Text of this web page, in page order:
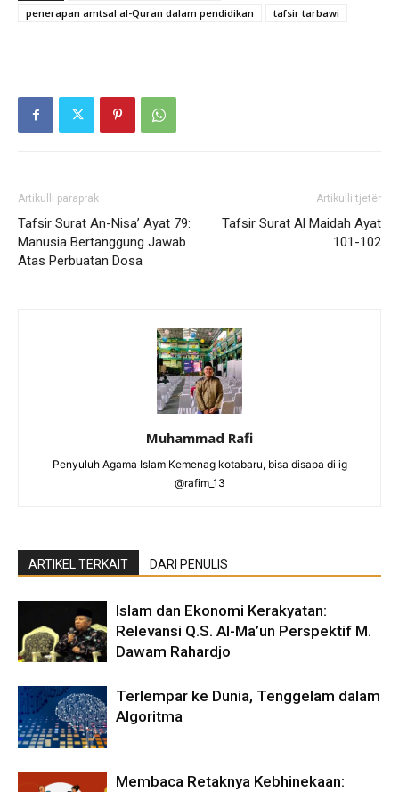
penerapan amtsal al-Quran dalam pendidikan
tafsir tarbawi
Artikulli paraprak
Tafsir Surat An-Nisa’ Ayat 79:
Manusia Bertanggung Jawab
Atas Perbuatan Dosa
Artikulli tjetër
Tafsir Surat Al Maidah Ayat
101-102
Muhammad Rafi
Penyuluh Agama Islam Kemenag kotabaru, bisa disapa di ig
@rafim_13
ARTIKEL TERKAIT DARI PENULIS
Islam dan Ekonomi Kerakyatan:
Relevansi Q.S. Al-Ma’un Perspektif M.
Dawam Rahardjo
Terlempar ke Dunia, Tenggelam dalam
Algoritma
Membaca Retaknya Kebhinekaan: